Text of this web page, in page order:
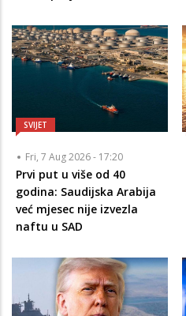
SVIJET
Fri, 7 Aug 2026 - 17:20
Prvi put u više od 40
godina: Saudijska Arabija
već mjesec nije izvezla
naftu u SAD